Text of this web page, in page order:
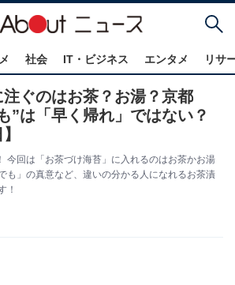
社会 IT・ビジネス エンタメ リサ
注ぐのはお茶？お湯？京都
”は「早く帰れ」ではない？
今回は「お茶づけ海苔」に入れるのはお茶かお湯
も」の真意など、違いの分かる人になれるお茶漬
！